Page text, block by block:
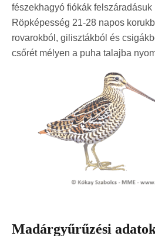
fészekhagyó fiókák
Röpképesség 21-28 napos
rovarokból, gilisztákból és
csőrét mélyen a puha talajba
Madárgyűrűzési